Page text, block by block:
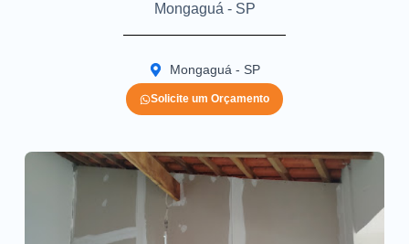
Mongaguá - SP
Mongaguá - SP
Solicite um Orçamento